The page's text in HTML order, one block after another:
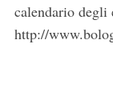
calendario degli
http://